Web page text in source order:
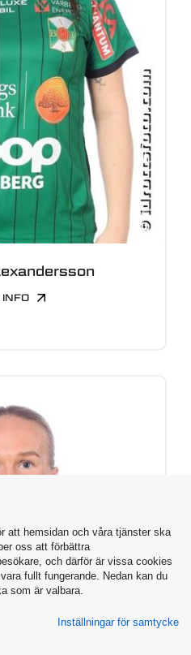
INFO
att hemsidan och våra tjänster ska
oss att förbättra
och därför är vissa cookies
fullt fungerande. Nedan kan du
som är valbara.
Inställningar för samtycke